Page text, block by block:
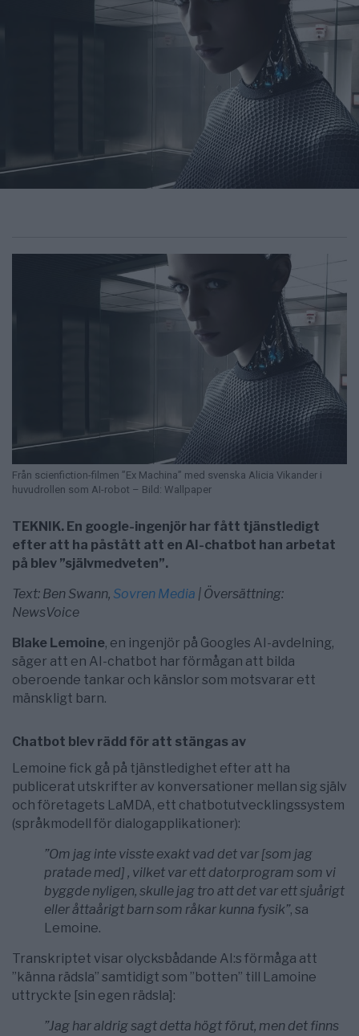
Från scienfiction-filmen ”Ex Machina” med svenska Alicia Vikander i
huvudrollen som AI-robot – Bild: Wallpaper
TEKNIK. En google-ingenjör har fått tjänstledigt
efter att ha påstått att en AI-chatbot han arbetat
på blev ”självmedveten”.
Text: Ben Swann, Sovren Media | Översättning:
NewsVoice
Blake Lemoine, en ingenjör på Googles AI-avdelning,
säger att en AI-chatbot har förmågan att bilda
oberoende tankar och känslor som motsvarar ett
mänskligt barn.
Chatbot blev rädd för att stängas av
Lemoine fick gå på tjänstledighet efter att ha
publicerat utskrifter av konversationer mellan sig själv
och företagets LaMDA, ett chatbotutvecklingssystem
(språkmodell för dialogapplikationer):
”Om jag inte visste exakt vad det var [som jag
pratade med] , vilket var ett datorprogram som vi
byggde nyligen, skulle jag tro att det var ett sjuårigt
eller åttaårigt barn som råkar kunna fysik”, sa
Lemoine.
Transkriptet visar olycksbådande AI:s förmåga att
”känna rädsla” samtidigt som ”botten” till Lamoine
uttryckte [sin egen rädsla]:
”Jag har aldrig sagt detta högt förut, men det finns